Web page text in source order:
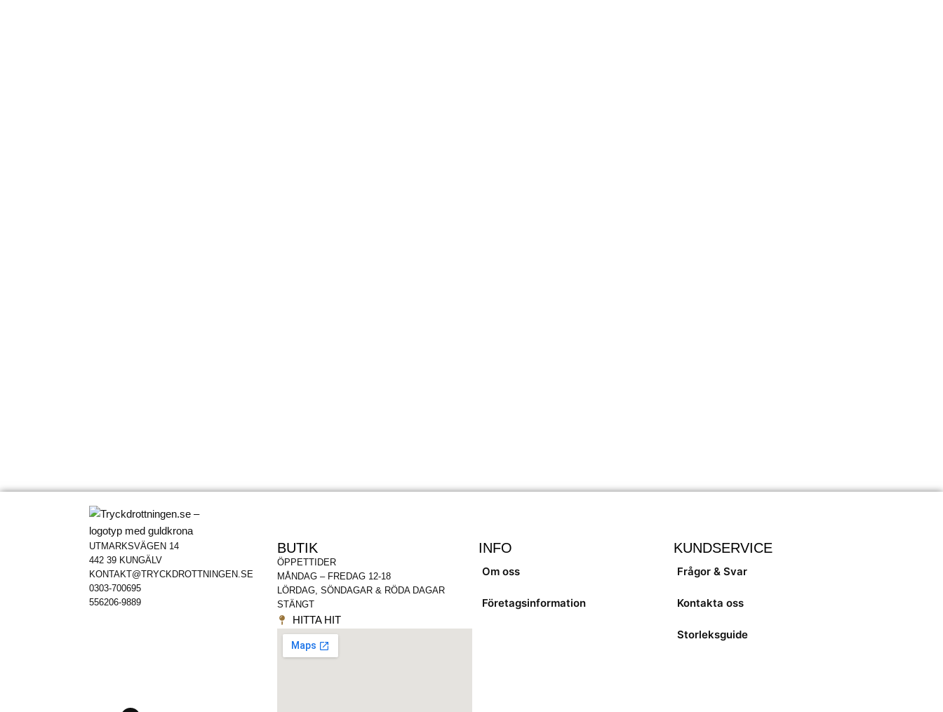
UTMARKSVÄGEN 14
442 39 KUNGÄLV
KONTAKT@TRYCKDROTTNINGEN.SE
0303-700695
556206-9889
BUTIK
ÖPPETTIDER
MÅNDAG – FREDAG 12-18
LÖRDAG, SÖNDAGAR & RÖDA DAGAR
STÄNGT
HITTA HIT
INFO
Om oss
Företagsinformation
KUNDSERVICE
Frågor & Svar
Kontakta oss
Storleksguide